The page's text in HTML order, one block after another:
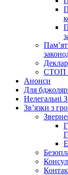
СТОП
Анонси
Для
Нелегальні
Зв’язки з